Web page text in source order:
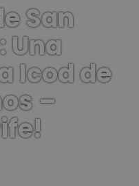
San
Una
Icod de
–